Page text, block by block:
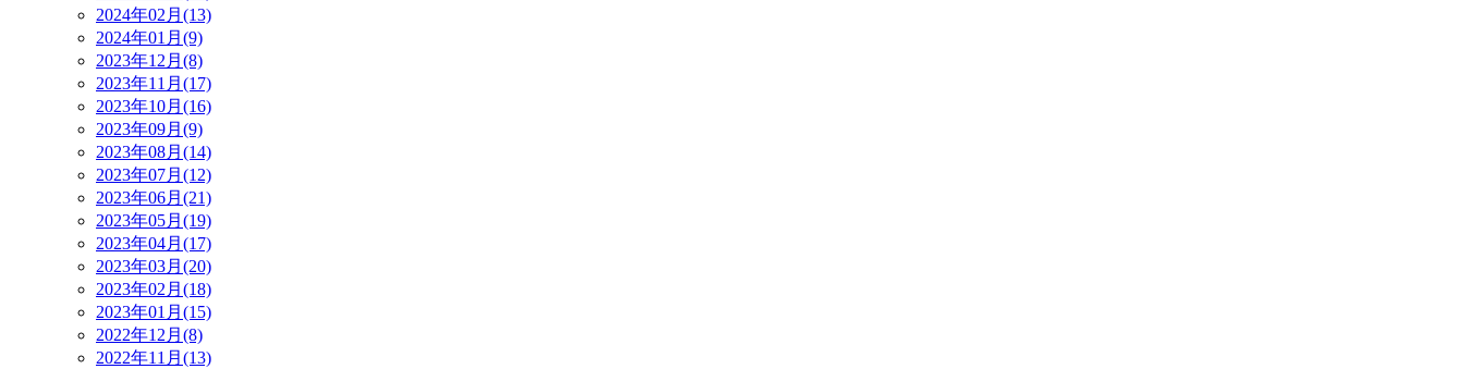
2024年02月(13)
2024年01月(9)
2023年12月(8)
2023年11月(17)
2023年10月(16)
2023年09月(9)
2023年08月(14)
2023年07月(12)
2023年06月(21)
2023年05月(19)
2023年04月(17)
2023年03月(20)
2023年02月(18)
2023年01月(15)
2022年12月(8)
2022年11月(13)